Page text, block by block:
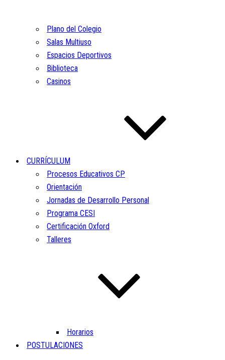
Plano del Colegio
Salas Multiuso
Espacios Deportivos
Biblioteca
Casinos
CURRÍCULUM
Procesos Educativos CP
Orientación
Jornadas de Desarrollo Personal
Programa CESI
Certificación Oxford
Talleres
Horarios
POSTULACIONES